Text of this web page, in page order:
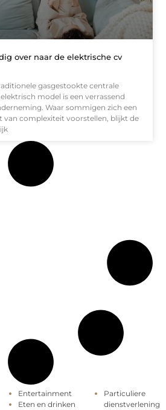
over naar de elektrische cv
gasgestookte centrale
model is een verrassend
Waar sommigen zich een
van complexiteit voorstellen, blijkt de
Entertainment
Eten en drinken
Particuliere
dienstverlening